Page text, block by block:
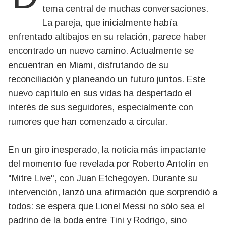
tema central de muchas conversaciones.
La pareja, que inicialmente había
enfrentado altibajos en su relación, parece haber
encontrado un nuevo camino. Actualmente se
encuentran en Miami, disfrutando de su
reconciliación y planeando un futuro juntos. Este
nuevo capítulo en sus vidas ha despertado el
interés de sus seguidores, especialmente con
rumores que han comenzado a circular.
En un giro inesperado, la noticia más impactante
del momento fue revelada por Roberto Antolín en
"Mitre Live", con Juan Etchegoyen. Durante su
intervención, lanzó una afirmación que sorprendió a
todos: se espera que Lionel Messi no sólo sea el
padrino de la boda entre Tini y Rodrigo, sino